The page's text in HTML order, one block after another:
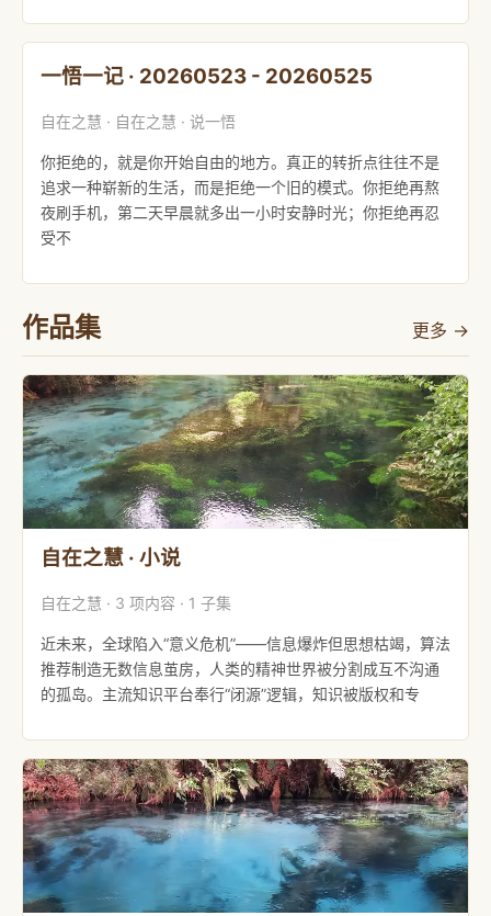
一悟一记 · 20260523 - 20260525
自在之慧 · 自在之慧 · 说一悟
你拒绝的，就是你开始自由的地方。真正的转折点往往不是
追求一种崭新的生活，而是拒绝一个旧的模式。你拒绝再熬
夜刷手机，第二天早晨就多出一小时安静时光；你拒绝再忍
受不
作品集 更多 →
自在之慧 · 小说
自在之慧 · 3 项内容 · 1 子集
近未来，全球陷入“意义危机”——信息爆炸但思想枯竭，算法
推荐制造无数信息茧房，人类的精神世界被分割成互不沟通
的孤岛。主流知识平台奉行“闭源”逻辑，知识被版权和专